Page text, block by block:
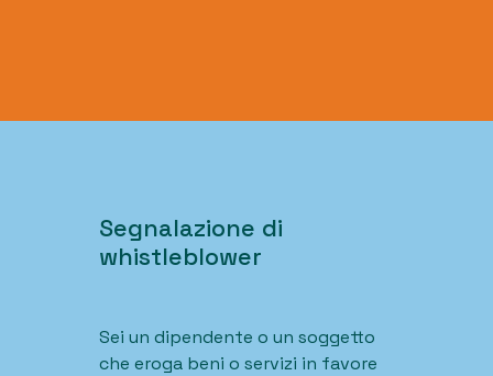
Segnalazione di
whistleblower
Sei un dipendente o un soggetto
che eroga beni o servizi in favore